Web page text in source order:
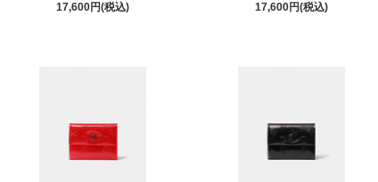
17,600円(税込)
17,600円(税込)